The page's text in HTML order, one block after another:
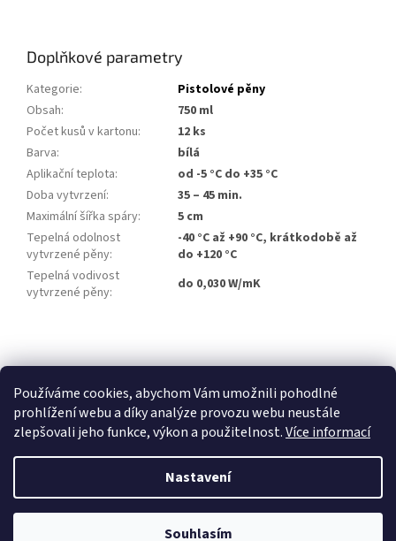
Používáme cookies, abychom Vám umožnili pohodlné
prohlížení webu a díky analýze provozu webu neustále
zlepšovali jeho funkce, výkon a použitelnost.Více informací
Nastavení
Souhlasím
Doplňkové parametry
Kategorie:
Pistolové pěny
Obsah:
750 ml
Počet kusů v kartonu:
12 ks
Barva:
bílá
Aplikační teplota:
od -5 °C do +35 °C
Doba vytvrzení:
35 – 45 min.
Maximální šířka spáry:
5 cm
Tepelná odolnost
vytvrzené pěny:
-40 °C až +90 °C, krátkodobě až
do +120 °C
Tepelná vodivost
vytvrzené pěny: do 0,030 W/mK
á
Vytvořil Shoptet
Stavebniny Vedesta. Všechna práva vyhrazena.